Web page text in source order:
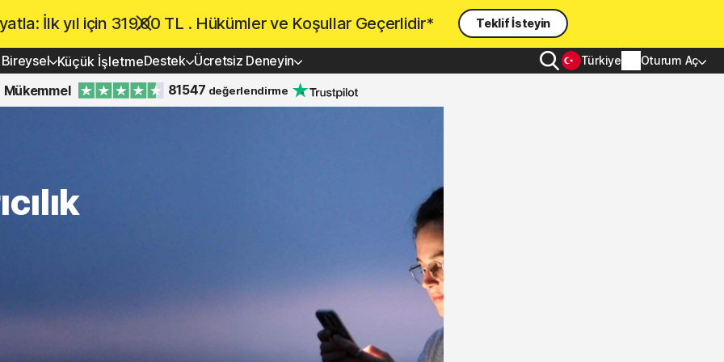
İlk yıl için 319.00 TL . Hükümler ve Koşullar Geçerlidir* Teklif İsteyin
Bireysel
CİHAZ GÜVENLİĞİ
Android için Norton Mobile
Security™
Küçük İşletmeDestek Ücretsiz Deneyin
ÜCRETSİZ DENEYİN
AramaTürkiye Oturum Aç
Mükemmel 81547 değerlendirme